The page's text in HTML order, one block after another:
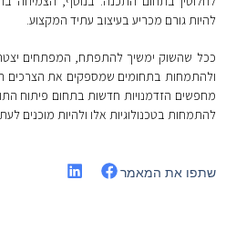
להיות גורם מכריע בעיצוב עתיד המקצוע.
ככל שהשוק ימשיך להתפתח, המפתחים
ולהתמחות בתחומים שמספקים את
להתמחות בטכנולוגיות אלו ולהיות מוכנים
שתפו את המאמר